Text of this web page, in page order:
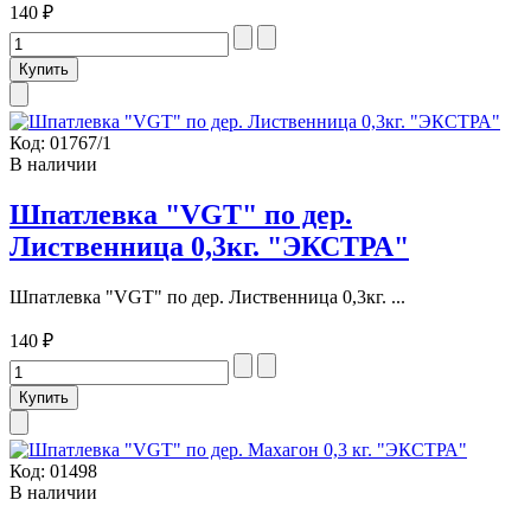
140 ₽
Код: 01767/1
В наличии
Шпатлевка "VGT" по дер.
Лиственница 0,3кг. "ЭКСТРА"
Шпатлевка "VGT" по дер. Лиственница 0,3кг. ...
140 ₽
Код: 01498
В наличии